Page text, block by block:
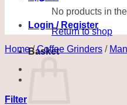
No products in
Return to shop
Basket
Login / Register
Home / Coffee Grinders /
Filter